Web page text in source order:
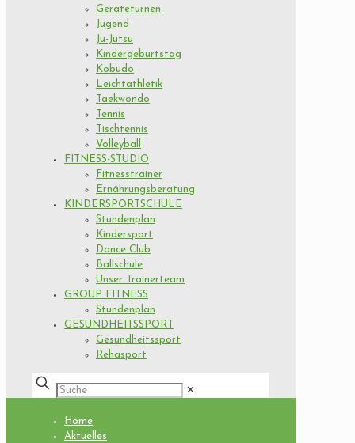
Geräteturnen
Jugend
Ju-Jutsu
Kindergeburtstag
Kobudo
Leichtathletik
Taekwondo
Tennis
Tischtennis
Volleyball
FITNESS-STUDIO
Fitnesstrainer
Ernährungsberatung
KINDERSPORTSCHULE
Stundenplan
Kindersport
Dance Club
Ballschule
Unser Trainerteam
GROUP FITNESS
Stundenplan
GESUNDHEITSSPORT
Gesundheitssport
Rehasport
✕
Home
Aktuelles